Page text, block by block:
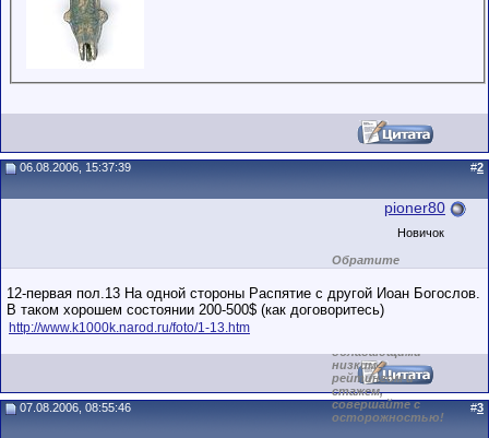
06.08.2006, 15:37:39 #2
pioner80
Новичок
Обратите
внимание на
маленький стаж
пользователя на
этом форуме.
обладающими
низким
рейтингом и
стажем,
совершайте с
осторожностью!
12-первая пол.13 На одной стороны Распятие с другой Иоан Богослов.
В таком хорошем состоянии 200-500$ (как договоритесь)
http://www.k1000k.narod.ru/foto/1-13.htm
07.08.2006, 08:55:46 #3